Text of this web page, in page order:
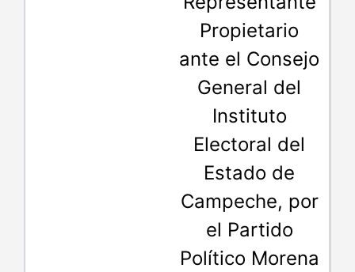
Propietario
ante el Consejo
General del
Instituto
Electoral del
Estado de
Campeche, por
el Partido
Político Morena